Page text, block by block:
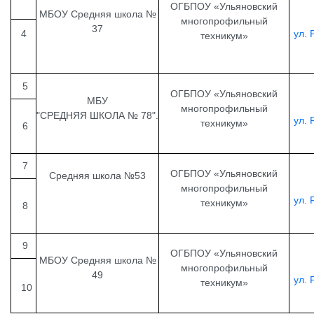
МБОУ Средняя школа №
37
ОГБПОУ «Ульяновский
многопрофильный
техникум»
ул.
4
5
МБУ
"СРЕДНЯЯ ШКОЛА № 78".
ОГБПОУ «Ульяновский
многопрофильный
техникум»
ул.
6
7
Средняя школа №53
ОГБПОУ «Ульяновский
многопрофильный
техникум»
ул.
8
9
МБОУ Средняя школа №
49
ОГБПОУ «Ульяновский
многопрофильный
техникум»
ул.
10